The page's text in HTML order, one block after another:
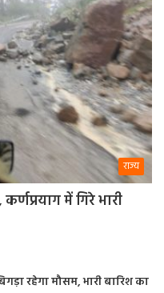
राज्य
में गिरे भारी
रहेगा मौसम, भारी बारिश का